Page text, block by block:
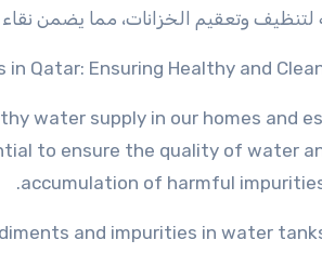
لتنظيف وتعقيم الخزانات، مما يضمن
in Qatar: Ensuring Healthy and
water supply in our homes and
to ensure the quality of water
accumulation of harmful
and impurities in water